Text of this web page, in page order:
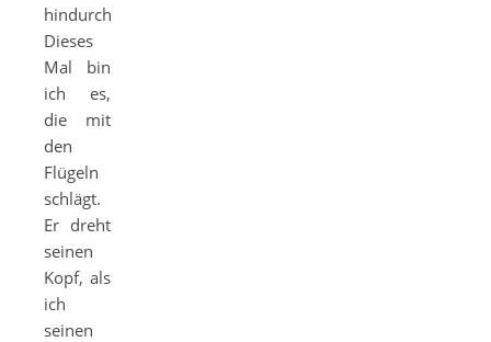
hindurch.
Dieses
Mal bin
ich es,
die mit
den
Flügeln
schlägt.
Er dreht
seinen
Kopf, als
ich
seinen